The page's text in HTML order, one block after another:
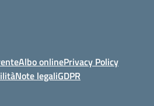
Albo onlinePrivacy Policy
Note legaliGDPR